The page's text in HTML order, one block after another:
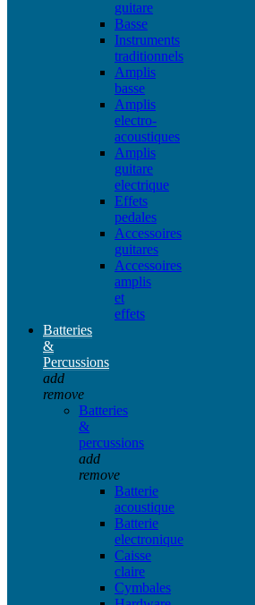
guitare
Basse
Instruments
traditionnels
Amplis
basse
Amplis
electro-
acoustiques
Amplis
guitare
electrique
Effets
pedales
Accessoires
guitares
Accessoires
amplis
et
effets
Batteries
&
Percussions
add
remove
Batteries
&
percussions
add
remove
Batterie
acoustique
Batterie
electronique
Caisse
claire
Cymbales